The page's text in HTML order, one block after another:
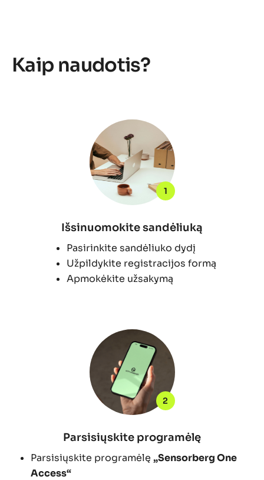
Kaip naudotis?
1
Išsinuomokite sandėliuką
Pasirinkite sandėliuko dydį
Užpildykite registracijos formą
Apmokėkite užsakymą
2
Parsisiųskite programėlę
Parsisiųskite programėlę „Sensorberg One
Access“